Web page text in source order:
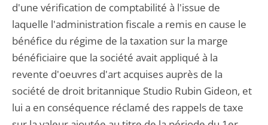
d'une vérification de comptabilité à l'issue de
laquelle l'administration fiscale a remis en cause le
bénéfice du régime de la taxation sur la marge
bénéficiaire que la société avait appliqué à la
revente d'oeuvres d'art acquises auprès de la
société de droit britannique Studio Rubin Gideon, et
lui a en conséquence réclamé des rappels de taxe